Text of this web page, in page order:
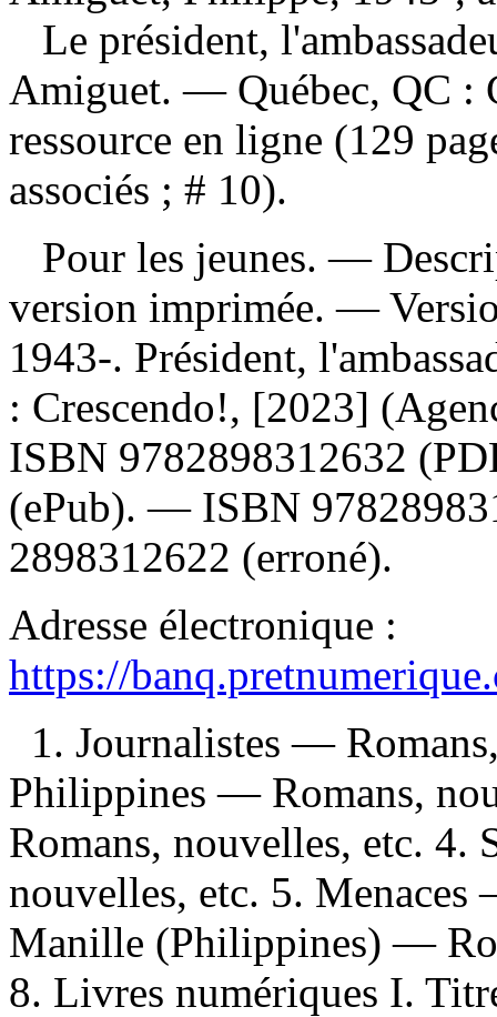
Le président,
Amiguet. — Québec, QC :
ressource en ligne (129
associés ; # 10).
Pour les jeunes. —
version imprimée. —
1943-. Président,
: Crescendo!, [2023]
ISBN 9782898312632
(ePub). — ISBN
2898312622 (erroné).
Adresse électronique :
https://
1. Journalistes —
Philippines — Romans,
Romans, nouvelles, etc.
nouvelles, etc. 5.
Manille (Philippines) —
8. Livres numériques I.